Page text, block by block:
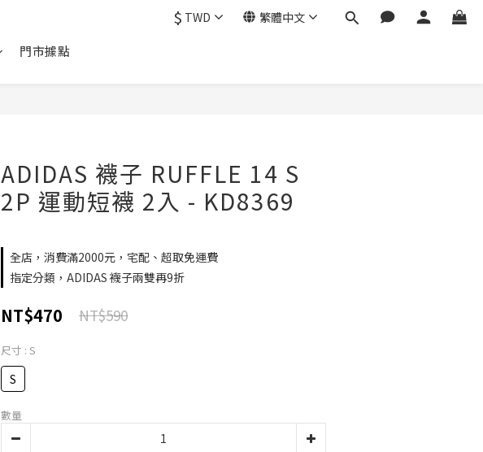
$ TWD 繁體中文
門市據點
ADIDAS 襪子 RUFFLE 14 S
2P 運動短襪 2入 - KD8369
全店，消費滿2000元，宅配、超取免運費
指定分類，ADIDAS 襪子兩雙再9折
NT$470 NT$590
尺寸 : S
S
數量